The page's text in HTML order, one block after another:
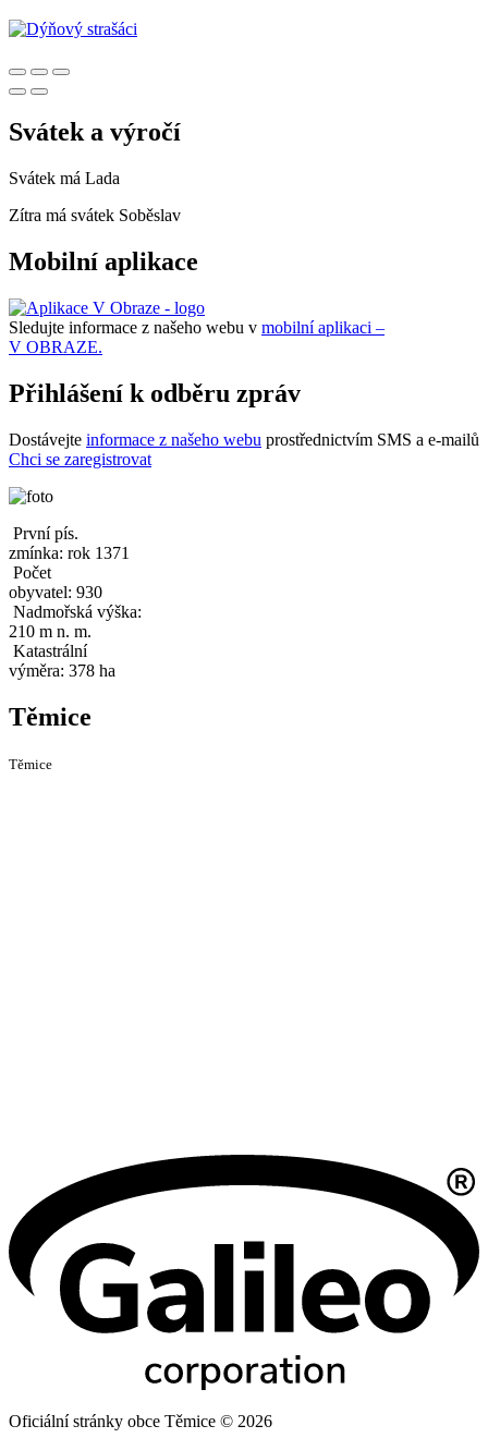
Svátek a výročí
Svátek má Lada
Zítra má svátek Soběslav
Mobilní aplikace
Sledujte informace z našeho webu v mobilní aplikaci –
V OBRAZE.
Přihlášení k odběru zpráv
Dostávejte informace z našeho webu prostřednictvím SMS a e-mailů
Chci se zaregistrovat
První pís.
zmínka: rok 1371
Počet
obyvatel: 930
Nadmořská výška:
210 m n. m.
Katastrální
výměra: 378 ha
Těmice
Těmice
Oficiální stránky obce Těmice © 2026